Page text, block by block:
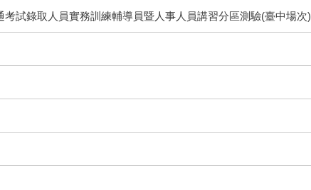
考試錄取人員實務訓練輔導員暨人事人員講習分區測驗(臺中場次)